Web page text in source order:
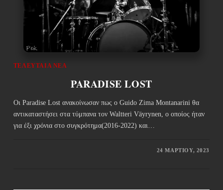
ΤΕΛΕΥΤΑΊΑ ΝΈΑ
PARADISE LOST
Οι Paradise Lost ανακοίνωσαν πως ο Guido Zima Montanarini θα
αντικαταστήσει στα τύμπανα τον Waltteri Väyrynen, ο οποίος ήταν
για έξι χρόνια στο συγκρότημα(2016-2022) και…
24 ΜΑΡΤΊΟΥ, 2023